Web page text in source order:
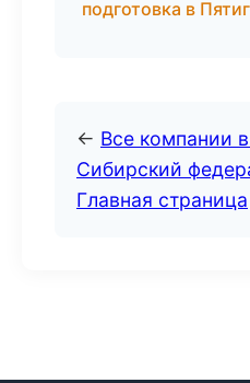
подготовка в
← Все компании
Сибирский
Главная страница